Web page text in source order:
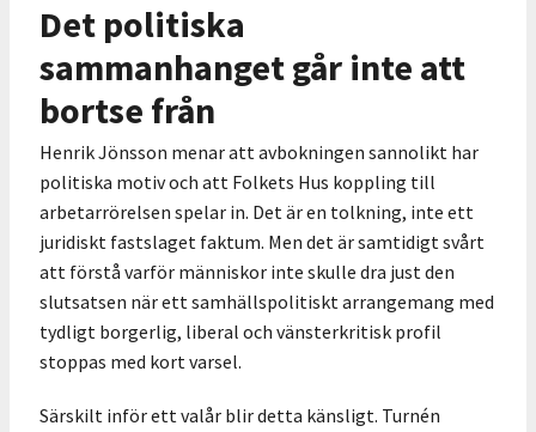
Det politiska
sammanhanget går inte att
bortse från
Henrik Jönsson menar att avbokningen sannolikt har
politiska motiv och att Folkets Hus koppling till
arbetarrörelsen spelar in. Det är en tolkning, inte ett
juridiskt fastslaget faktum. Men det är samtidigt svårt
att förstå varför människor inte skulle dra just den
slutsatsen när ett samhällspolitiskt arrangemang med
tydligt borgerlig, liberal och vänsterkritisk profil
stoppas med kort varsel.
Särskilt inför ett valår blir detta känsligt. Turnén